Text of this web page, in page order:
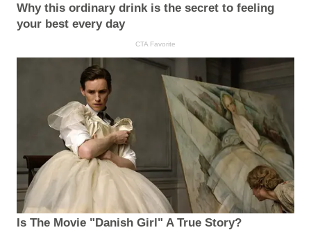
Why this ordinary drink is the secret to feeling
your best every day
CTA Favorite
Is The Movie "Danish Girl" A True Story?